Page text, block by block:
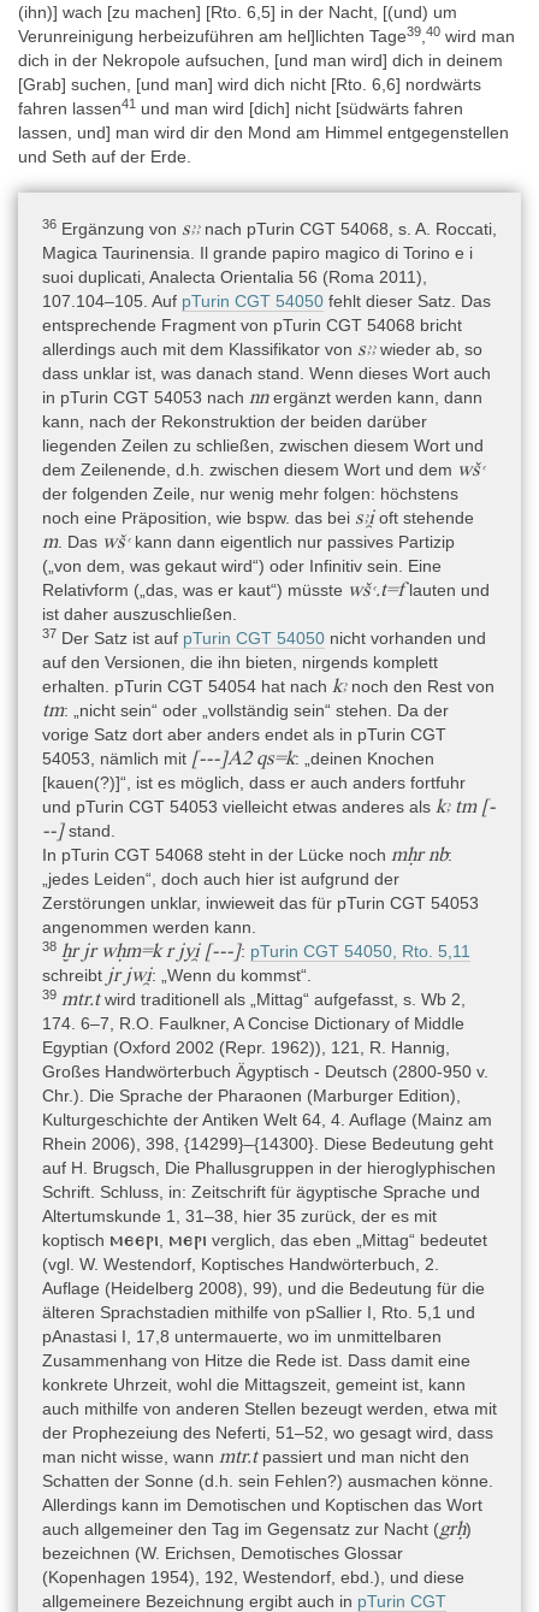
(ihn)] wach [zu machen] [Rto. 6,5] in der Nacht, [(und) um
Verunreinigung herbeizuführen am hel]lichten Tage39 40 wird man
dich in der Nekropole aufsuchen, [und man wird] dich in deinem
[Grab] suchen, [und man] wird dich nicht [Rto. 6,6] nordwärts
fahren lassen41 und man wird [dich] nicht [südwärts fahren
lassen, und] man wird dir den Mond am Himmel entgegenstellen
und Seth auf der Erde.
36 Ergänzung von sꜣꜣnach pTurin CGT 54068, s. A. Roccati,
Magica Taurinensia. Il grande papiro magico di Torino e i
suoi duplicati, Analecta Orientalia 56 (Roma 2011),
107.104–105. Auf pTurin CGT 54050 fehlt dieser Satz. Das
entsprechende Fragment von pTurin CGT 54068 bricht
allerdings auch mit dem Klassifikator von sꜣꜣwieder ab, so
dass unklar ist, was danach stand. Wenn dieses Wort auch
in pTurin CGT 54053 nach nnergänzt werden kann, dann
kann, nach der Rekonstruktion der beiden darüber
liegenden Zeilen zu schließen, zwischen diesem Wort und
dem Zeilenende, d.h. zwischen diesem Wort und dem wšꜥ
der folgenden Zeile, nur wenig mehr folgen: höchstens
noch eine Präposition, wie bspw. das bei sꜣi̯oft stehende
m. Das wšꜥkann dann eigentlich nur passives Partizip
(„von dem, was gekaut wird“) oder Infinitiv sein. Eine
Relativform („das, was er kaut“) müsste wšꜥ.t=flauten und
ist daher auszuschließen.
37 Der Satz ist auf pTurin CGT 54050 nicht vorhanden und
auf den Versionen, die ihn bieten, nirgends komplett
erhalten. pTurin CGT 54054 hat nach kꜣnoch den Rest von
tm: „nicht sein“ oder „vollständig sein“ stehen. Da der
vorige Satz dort aber anders endet als in pTurin CGT
54053, nämlich mit [---]A2 qs=k: „deinen Knochen
[kauen(?)]“, ist es möglich, dass er auch anders fortfuhr
und pTurin CGT 54053 vielleicht etwas anderes als kꜣ tm [-
--]stand.
In pTurin CGT 54068 steht in der Lücke noch mḥr nb:
„jedes Leiden“, doch auch hier ist aufgrund der
Zerstörungen unklar, inwieweit das für pTurin CGT 54053
angenommen werden kann.
38 ḫr jr wḥm=k r jyi̯ [---]: pTurin CGT 54050, Rto. 5,11
schreibt jr jwi̯: „Wenn du kommst“.
39 mtr.twird traditionell als „Mittag“ aufgefasst, s. Wb 2,
174. 6–7, R.O. Faulkner, A Concise Dictionary of Middle
Egyptian (Oxford 2002 (Repr. 1962)), 121, R. Hannig,
Großes Handwörterbuch Ägyptisch - Deutsch (2800-950 v.
Chr.). Die Sprache der Pharaonen (Marburger Edition),
Kulturgeschichte der Antiken Welt 64, 4. Auflage (Mainz am
Rhein 2006), 398, {14299}–{14300}. Diese Bedeutung geht
auf H. Brugsch, Die Phallusgruppen in der hieroglyphischen
Schrift. Schluss, in: Zeitschrift für ägyptische Sprache und
Altertumskunde 1, 31–38, hier 35 zurück, der es mit
koptisch ⲙⲉⲉⲣⲓ ⲙⲉⲣⲓ verglich, das eben „Mittag“ bedeutet
(vgl. W. Westendorf, Koptisches Handwörterbuch, 2.
Auflage (Heidelberg 2008), 99), und die Bedeutung für die
älteren Sprachstadien mithilfe von pSallier I, Rto. 5,1 und
pAnastasi I, 17,8 untermauerte, wo im unmittelbaren
Zusammenhang von Hitze die Rede ist. Dass damit eine
konkrete Uhrzeit, wohl die Mittagszeit, gemeint ist, kann
auch mithilfe von anderen Stellen bezeugt werden, etwa mit
der Prophezeiung des Neferti, 51–52, wo gesagt wird, dass
man nicht wisse, wann mtr.tpassiert und man nicht den
Schatten der Sonne (d.h. sein Fehlen?) ausmachen könne.
Allerdings kann im Demotischen und Koptischen das Wort
auch allgemeiner den Tag im Gegensatz zur Nacht (grḥ)
bezeichnen (W. Erichsen, Demotisches Glossar
(Kopenhagen 1954), 192, Westendorf, ebd.), und diese
allgemeinere Bezeichnung ergibt auch in pTurin CGT